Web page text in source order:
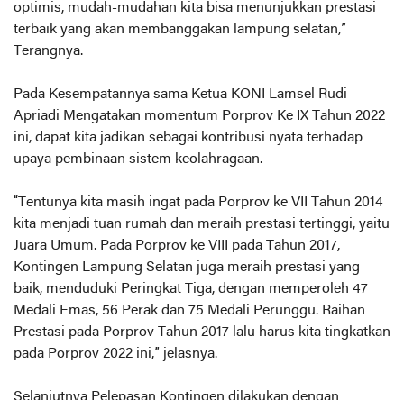
optimis, mudah-mudahan kita bisa menunjukkan prestasi
terbaik yang akan membanggakan lampung selatan,”
Terangnya.
Pada Kesempatannya sama Ketua KONI Lamsel Rudi
Apriadi Mengatakan momentum Porprov Ke IX Tahun 2022
ini, dapat kita jadikan sebagai kontribusi nyata terhadap
upaya pembinaan sistem keolahragaan.
“Tentunya kita masih ingat pada Porprov ke VII Tahun 2014
kita menjadi tuan rumah dan meraih prestasi tertinggi, yaitu
Juara Umum. Pada Porprov ke VIII pada Tahun 2017,
Kontingen Lampung Selatan juga meraih prestasi yang
baik, menduduki Peringkat Tiga, dengan memperoleh 47
Medali Emas, 56 Perak dan 75 Medali Perunggu. Raihan
Prestasi pada Porprov Tahun 2017 lalu harus kita tingkatkan
pada Porprov 2022 ini,” jelasnya.